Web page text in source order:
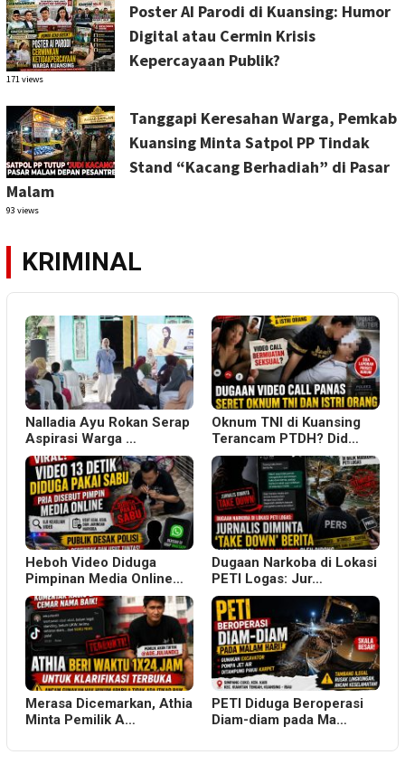
Poster AI Parodi di Kuansing: Humor
Digital atau Cermin Krisis
Kepercayaan Publik?
171 views
Tanggapi Keresahan Warga, Pemkab
Kuansing Minta Satpol PP Tindak
Stand “Kacang Berhadiah” di Pasar
Malam
93 views
KRIMINAL
Nalladia Ayu Rokan Serap
Aspirasi Warga …
Oknum TNI di Kuansing
Terancam PTDH? Did…
Heboh Video Diduga
Pimpinan Media Online…
Dugaan Narkoba di Lokasi
PETI Logas: Jur…
Merasa Dicemarkan, Athia
Minta Pemilik A…
PETI Diduga Beroperasi
Diam-diam pada Ma…